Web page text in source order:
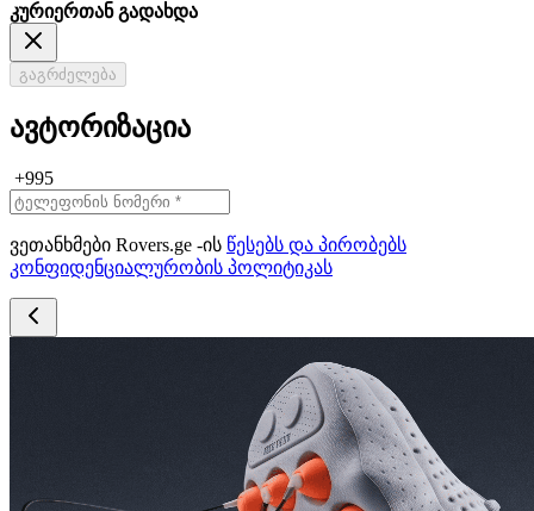
კურიერთან გადახდა
გაგრძელება
ავტორიზაცია
+995
ვეთანხმები Rovers.ge -ის წესებს და პირობებს
კონფიდენციალურობის პოლიტიკას